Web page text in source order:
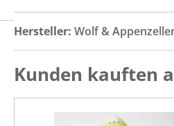
Hersteller: Wolf &
Kunden kauften